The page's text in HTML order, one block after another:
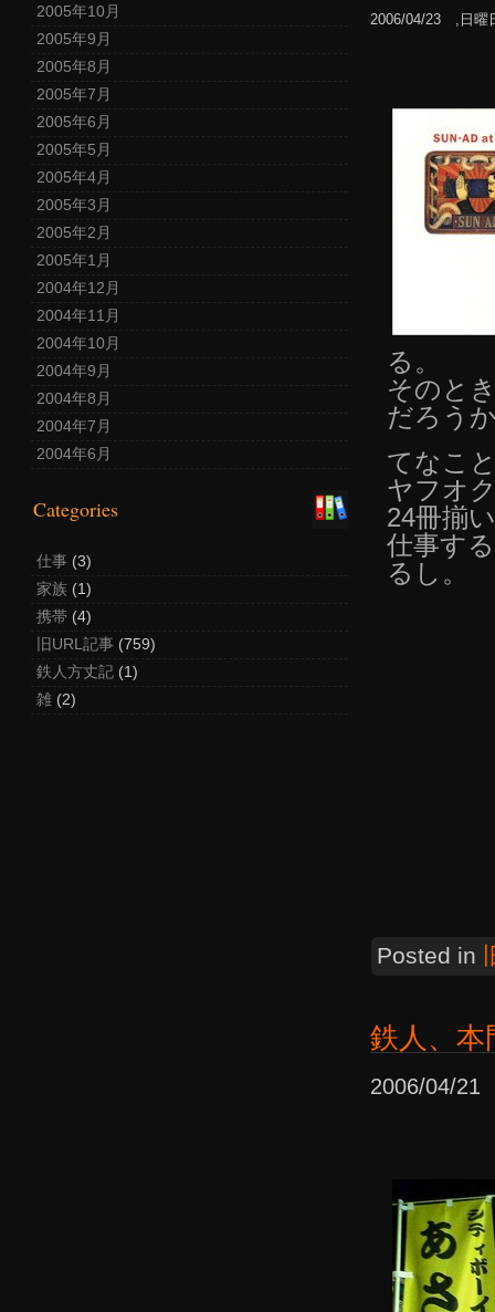
2005年10月
2005年9月
2005年8月
2005年7月
2005年6月
2005年5月
2005年4月
2005年3月
2005年2月
2005年1月
2004年12月
2004年11月
2004年10月
2004年9月
2004年8月
2004年7月
2004年6月
Categories
仕事 (3)
家族 (1)
携帯 (4)
旧URL記事 (759)
鉄人方丈記 (1)
雑 (2)
2006/04/23 ,日曜
る。
そのと
だろう
てなこ
ヤフオ
24冊揃
仕事す
るし。
Posted in
鉄人、本
2006/04/